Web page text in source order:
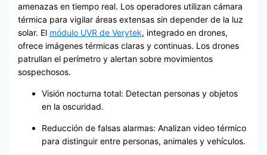
amenazas en tiempo real. Los operadores utilizan cámara
térmica para vigilar áreas extensas sin depender de la luz
solar. El módulo UVR de Verytek, integrado en drones,
ofrece imágenes térmicas claras y continuas. Los drones
patrullan el perímetro y alertan sobre movimientos
sospechosos.
Visión nocturna total: Detectan personas y objetos
en la oscuridad.
Reducción de falsas alarmas: Analizan video térmico
para distinguir entre personas, animales y vehículos.